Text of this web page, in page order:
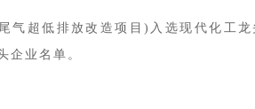
气超低排放改造项目) 入选现代化工
企业名单。